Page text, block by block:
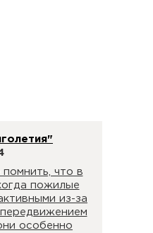
что в
пожилые
из-за
особенно